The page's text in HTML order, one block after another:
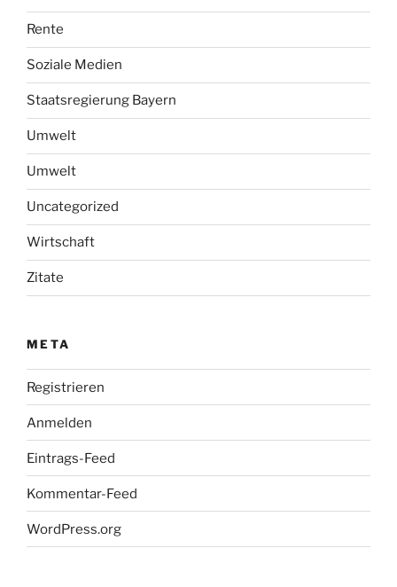
Rente
Soziale Medien
Staatsregierung Bayern
Umwelt
Umwelt
Uncategorized
Wirtschaft
Zitate
META
Registrieren
Anmelden
Eintrags-Feed
Kommentar-Feed
WordPress.org